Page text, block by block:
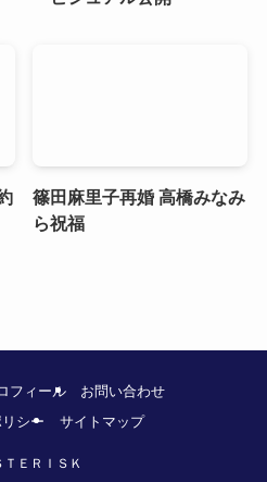
篠田麻里子再婚 高橋みなみ
ら祝福
フィール
お問い合わせ
シー
サイトマップ
ＴＥＲＩＳＫ